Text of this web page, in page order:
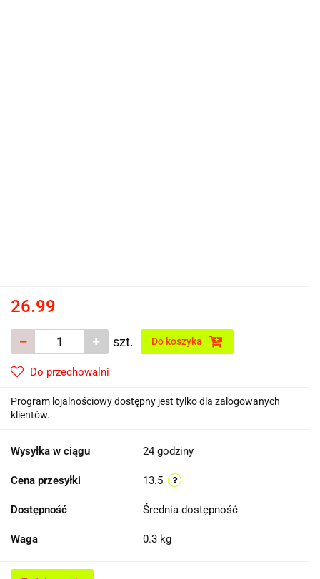
26.99
szt. Do koszyka
Do przechowalni
Program lojalnościowy dostępny jest tylko dla zalogowanych
klientów.
Wysyłka w ciągu 24 godziny
Cena przesyłki 13.5
Dostępność Średnia dostępność
Waga 0.3 kg